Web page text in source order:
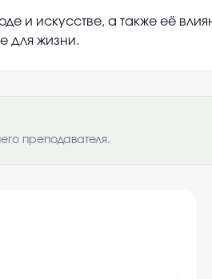
и искусстве, а также её
для жизни.
преподавателя.